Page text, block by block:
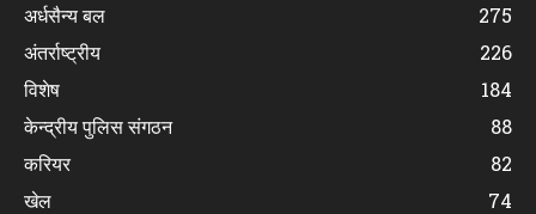
अर्धसैन्य बल
275
अंतर्राष्ट्रीय
226
विशेष
184
केन्द्रीय पुलिस संगठन
88
करियर
82
खेल
74